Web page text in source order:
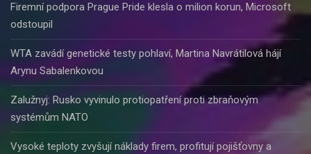
Firemní podpora Prague Pride klesla o milion korun, Microsoft
odstoupil
WTA zavádí genetické testy pohlaví, Martina Navrátilová hájí
Arynu Sabalenkovou
Zalužnyj: Rusko vyvinulo protiopatření proti zbraňovým
systémům NATO
Vysoké teploty zvyšují náklady firem, profitují pojišťovny a